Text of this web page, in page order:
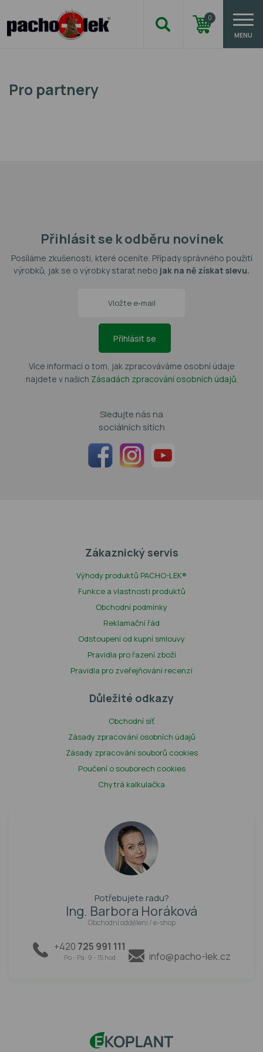
0
MENU
Pro partnery
Přihlásit se k odběru novinek
Posíláme zkušenosti, které oceníte. Případy správného použití
výrobků, jak se o výrobky starat nebo jak na ně získat slevu.
Přihlásit se
Více informací o tom, jak zpracováváme osobní údaje
najdete v našich Zásadách zpracování osobních údajů.
Sledujte nás na
sociálních sítích
Zákaznický servis
Výhody produktů PACHO-LEK®
Funkce a vlastnosti produktů
Obchodní podmínky
Reklamační řád
Odstoupení od kupní smlouvy
Pravidla pro řazení zboží
Pravidla pro zveřejňování recenzí
Důležité odkazy
Obchodní síť
Zásady zpracování osobních údajů
Zásady zpracování souborů cookies
Poučení o souborech cookies
Chytrá kalkulačka
Potřebujete radu?
Ing. Barbora Horáková
Obchodní oddělení / e-shop
+420 725 991 111
Po - Pá: 9 - 15 hod info@pacho-lek.cz